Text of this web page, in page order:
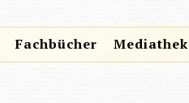
Fachbücher Mediathek